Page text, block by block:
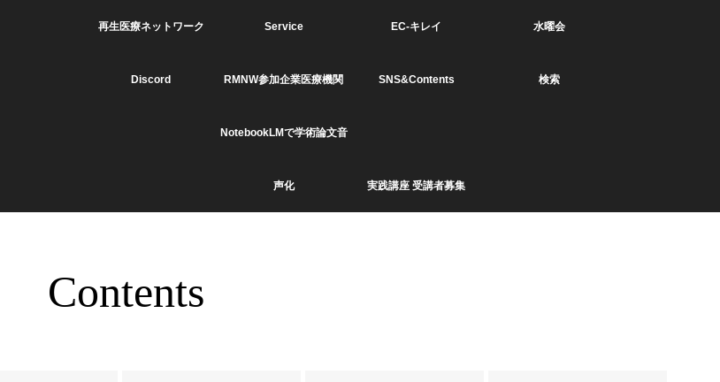
再生医療ネットワーク Service EC-キレイ 水曜会
Discord RMNW参加企業医療機関 SNS&Contents 検索
NotebookLMで学術論文音
声化 実践講座 受講者募集
Contents